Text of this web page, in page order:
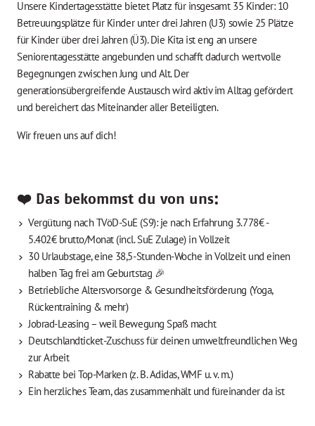
Unsere Kindertagesstätte bietet Platz für insgesamt 35 Kinder: 10
Betreuungsplätze für Kinder unter drei Jahren (U3) sowie 25 Plätze
für Kinder über drei Jahren (Ü3). Die Kita ist eng an unsere
Seniorentagesstätte angebunden und schafft dadurch wertvolle
Begegnungen zwischen Jung und Alt. Der
generationsübergreifende Austausch wird aktiv im Alltag gefördert
und bereichert das Miteinander aller Beteiligten.
Wir freuen uns auf dich!
❤️ Das bekommst du von uns:
Vergütung nach TVöD-SuE (S9): je nach Erfahrung 3.778€ -
5.402€ brutto/Monat (incl. SuE Zulage) in Vollzeit
30 Urlaubstage, eine 38,5-Stunden-Woche in Vollzeit und einen
halben Tag frei am Geburtstag 🎉
Betriebliche Altersvorsorge & Gesundheitsförderung (Yoga,
Rückentraining & mehr)
Jobrad-Leasing – weil Bewegung Spaß macht
Deutschlandticket-Zuschuss für deinen umweltfreundlichen Weg
zur Arbeit
Rabatte bei Top-Marken (z. B. Adidas, WMF u. v. m.)
Ein herzliches Team, das zusammenhält und füreinander da ist